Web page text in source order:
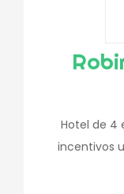
Hotel de 4
incentivos